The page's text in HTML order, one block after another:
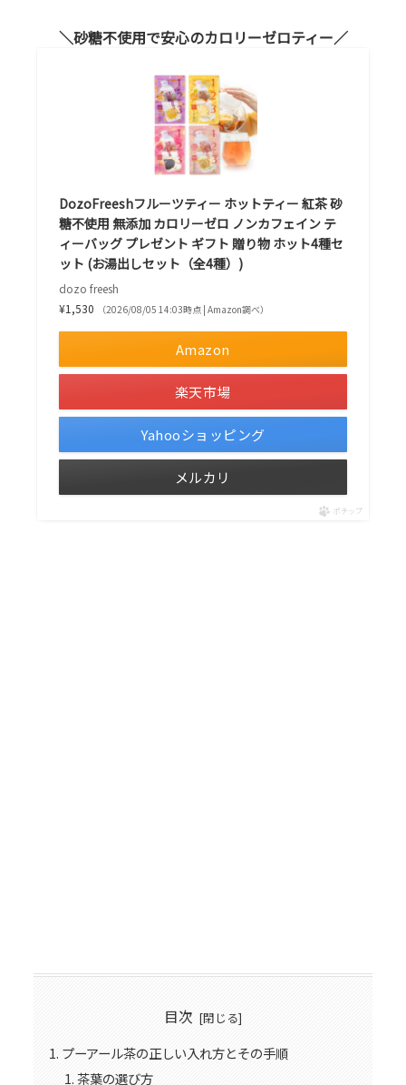
砂糖不使用で安心のカロリーゼロティー
DozoFreeshフルーツティー ホットティー 紅茶 砂
糖不使用 無添加 カロリーゼロ ノンカフェイン テ
ィーバッグ プレゼント ギフト 贈り物 ホット4種セ
ット (お湯出しセット（全4種）)
dozo freesh
¥1,530
（2026/08/05 14:03時点 | Amazon調べ）
Amazon
楽天市場
Yahooショッピング
メルカリ
ポチップ
目次
プーアール茶の正しい入れ方とその手順
茶葉の選び方